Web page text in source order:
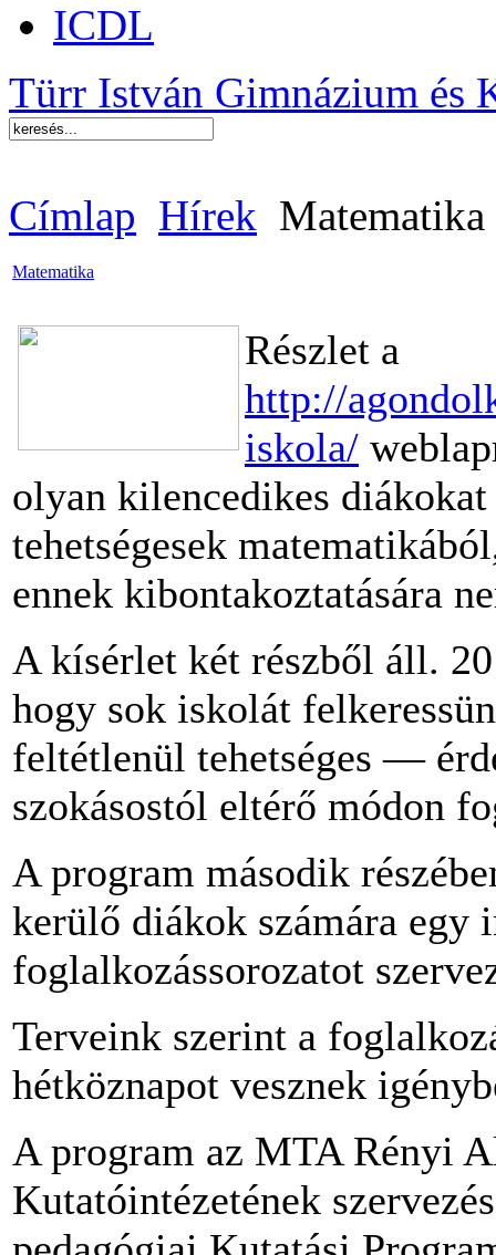
ICDL
Türr István Gimnázium és
Címlap Hírek Matematika
Matematika
Részlet a
http://
iskola/
olyan kilencedikes
tehetségesek
ennek kibontakoztatására
A kísérlet két részből áll.
hogy sok iskolát
feltétlenül tehetséges —
szokásostól eltérő módon
A program második
kerülő diákok számára egy
foglalkozássorozatot
Terveink szerint a
hétköznapot vesznek
A program az MTA Rényi
Kutatóintézetének